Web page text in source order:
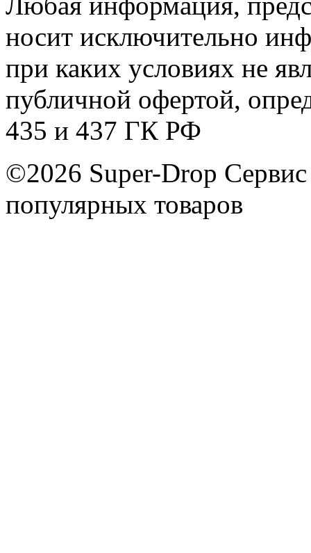
носит исключительно
при каких условиях не
публичной офертой,
435 и 437 ГК РФ
©2026 Super-Drop
популярных товаров